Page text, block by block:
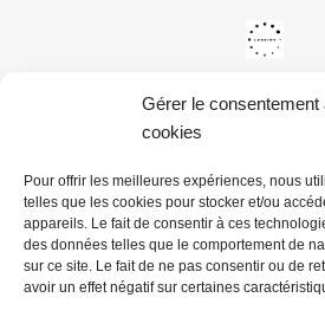
Gérer le consentement
cookies
Pour offrir les meilleures expériences, nous
telles que les cookies pour stocker et/ou
appareils. Le fait de consentir à ces
des données telles que le comportement de
sur ce site. Le fait de ne pas consentir ou de
avoir un effet négatif sur certaines